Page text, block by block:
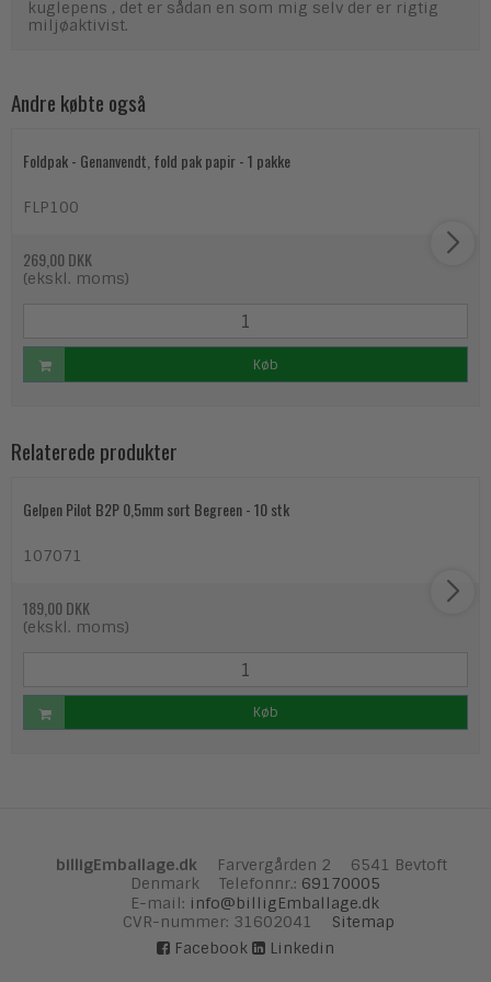
kuglepens , det er sådan en som mig selv der er rigtig
miljøaktivist.
Andre købte også
Foldpak - Genanvendt, fold pak papir - 1 pakke
FLP100
269,00 DKK
(ekskl. moms)
Køb
Relaterede produkter
Gelpen Pilot B2P 0,5mm sort Begreen - 10 stk
107071
189,00 DKK
(ekskl. moms)
Køb
billigEmballage.dk Farvergården 2
6541 Bevtoft
Denmark
Telefonnr.: 69170005
E-mail: info@billigEmballage.dk
CVR-nummer: 31602041
Sitemap
Facebook
Linkedin